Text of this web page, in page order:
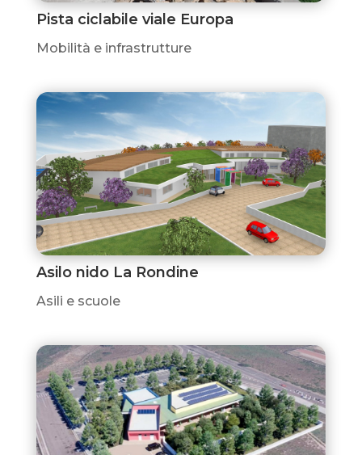
Pista ciclabile viale Europa
Mobilità e infrastrutture
Asilo nido La Rondine
Asili e scuole